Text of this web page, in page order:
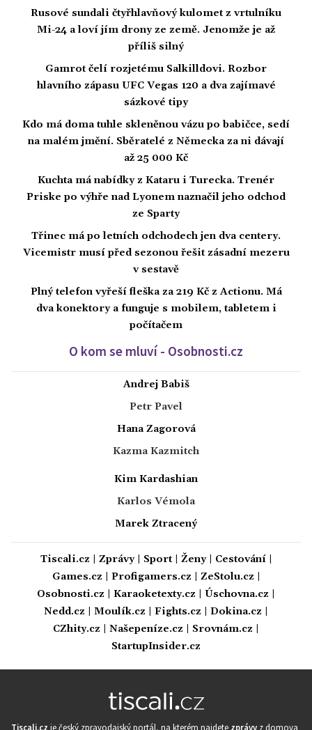
Rusové sundali čtyřhlavňový kulomet z vrtulníku
Mi-24 a loví jím drony ze země. Jenomže je až
příliš silný
Gamrot čelí rozjetému Salkilldovi. Rozbor
hlavního zápasu UFC Vegas 120 a dva zajímavé
sázkové tipy
Kdo má doma tuhle skleněnou vázu po babičce, sedí
na malém jmění. Sběratelé z Německa za ni dávají
až 25 000 Kč
Kuchta má nabídky z Kataru i Turecka. Trenér
Priske po výhře nad Lyonem naznačil jeho odchod
ze Sparty
Třinec má po letních odchodech jen dva centery.
Vicemistr musí před sezonou řešit zásadní mezeru
v sestavě
Plný telefon vyřeší fleška za 219 Kč z Actionu. Má
dva konektory a funguje s mobilem, tabletem i
počítačem
O kom se mluví - Osobnosti.cz
Andrej Babiš
Petr Pavel
Hana Zagorová
Kazma Kazmitch
Kim Kardashian
Karlos Vémola
Marek Ztracený
Tiscali.cz Zprávy| Sport| Ženy| Cestování|
Games.cz
Profigamers.cz ZeStolu.cz
Osobnosti.cz
Karaoketexty.cz Úschovna.cz
Nedd.cz
Moulík.cz Fights.cz Dokina.cz
CZhity.cz
Našepeníze.cz Srovnám.cz
StartupInsider.cz
Tiscali.cz je český zpravodajský portál, na kterém najdete zprávy z domova